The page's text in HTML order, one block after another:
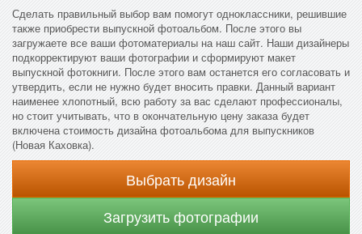
Сделать правильный выбор вам помогут одноклассники, решившие
также приобрести выпускной фотоальбом. После этого вы
загружаете все ваши фотоматериалы на наш сайт. Наши дизайнеры
подкорректируют ваши фотографии и сформируют макет
выпускной фотокниги. После этого вам останется его согласовать и
утвердить, если не нужно будет вносить правки. Данный вариант
наименее хлопотный, всю работу за вас сделают профессионалы,
но стоит учитывать, что в окончательную цену заказа будет
включена стоимость дизайна фотоальбома для выпускников
(Новая Каховка).
Выбрать дизайн
Загрузить фотографии